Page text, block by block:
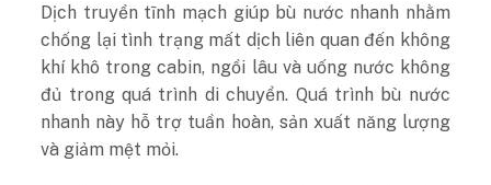
Dịch truyền tĩnh mạch giúp bù nước nhanh nhằm
chống lại tình trạng mất dịch liên quan đến không
khí khô trong cabin, ngồi lâu và uống nước không
đủ trong quá trình di chuyển. Quá trình bù nước
nhanh này hỗ trợ tuần hoàn, sản xuất năng lượng
và giảm mệt mỏi.